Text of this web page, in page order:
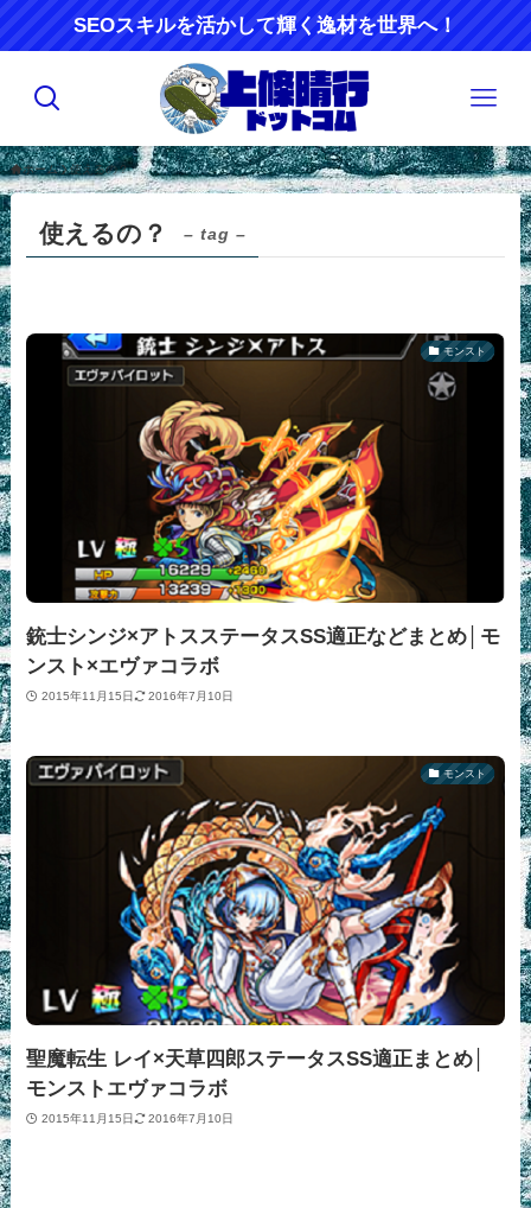
SEOスキルを活かして輝く逸材を世界へ！
ホーム 使えるの？
使えるの？ – tag –
モンスト
銃士シンジ×アトスステータスSS適正などまとめ│モ
ンスト×エヴァコラボ
2015年11月15日 2016年7月10日
モンスト
聖魔転生 レイ×天草四郎ステータスSS適正まとめ│
モンストエヴァコラボ
2015年11月15日 2016年7月10日